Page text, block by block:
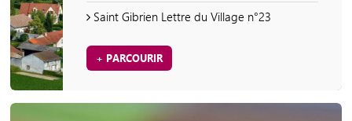
Saint Gibrien Lettre du Village n°23
+ PARCOURIR